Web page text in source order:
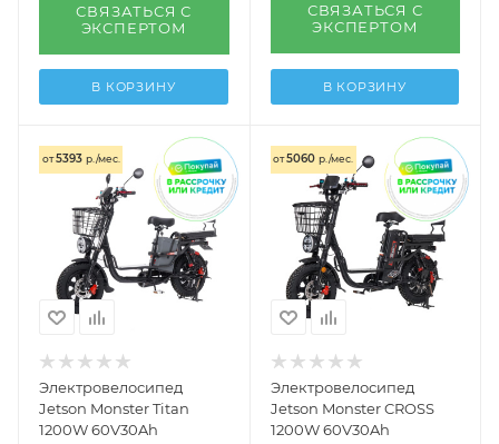
СВЯЗАТЬСЯ С
ЭКСПЕРТОМ
В КОРЗИНУ
СВЯЗАТЬСЯ С
ЭКСПЕРТОМ
В КОРЗИНУ
от5393 р./мес.
Электровелосипед
Jetson Monster Titan
1200W 60V30Ah
от5060 р./мес.
Электровелосипед
Jetson Monster CROSS
1200W 60V30Ah